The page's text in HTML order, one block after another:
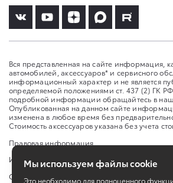
Вся представленная на сайте информация,
автомобилей, аксессуаров* и сервисного
информационный характер и не является
определяемой положениями ст. 437 (2) ГК
подробной информации обращайтесь в
Опубликованная на данном сайте
изменена в любое время без
Стоимость аксессуаров указана без учета
Правовая информация
Изменить настройку cookies
Сбросить cookie
Мы используем файлы cookie
Это необходимо для полноценного